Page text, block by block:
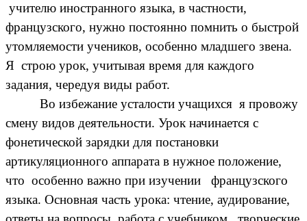
учителю иностранного языка, в частности,
французского, нужно постоянно помнить о быстрой
утомляемости учеников, особенно младшего звена.
Я строю урок, учитывая время для каждого
задания, чередуя виды работ.
Во избежание усталости учащихся я провожу
смену видов деятельности. Урок начинается с
фонетической зарядки для постановки
артикуляционного аппарата в нужное положение,
что особенно важно при изучении французского
языка. Основная часть урока: чтение, аудирование,